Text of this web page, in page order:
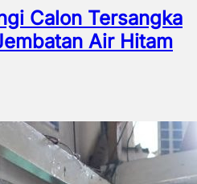
Calon Tersangka
Air Hitam